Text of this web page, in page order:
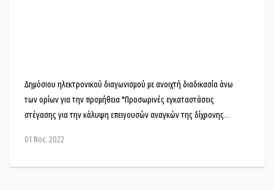
Δημόσιου ηλεκτρονικού διαγωνισμού με ανοιχτή διαδικασία άνω
των ορίων για την προμήθεια "Προσωρινές εγκαταστάσεις
στέγασης για την κάλυψη επειγουσών αναγκών της δίχρονης
Δήμου Μαντουδίου Λίμνης Αγίας Άννας.
01 Νοε. 2022